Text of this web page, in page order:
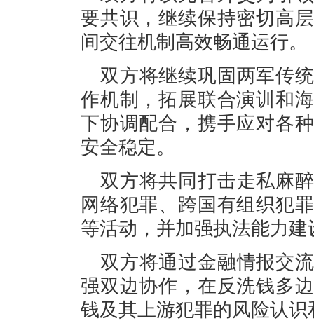
要共识，继续保持密切高
间交往机制高效畅通运行。
双方将继续巩固两军传
作机制，拓展联合演训和
下协调配合，携手应对各
安全稳定。
双方将共同打击走私麻
网络犯罪、跨国有组织犯
等活动，并加强执法能力建
双方将通过金融情报交
强双边协作，在反洗钱多
钱及其上游犯罪的风险认